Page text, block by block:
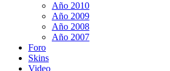
Año 2010
Año 2009
Año 2008
Año 2007
Foro
Skins
Video